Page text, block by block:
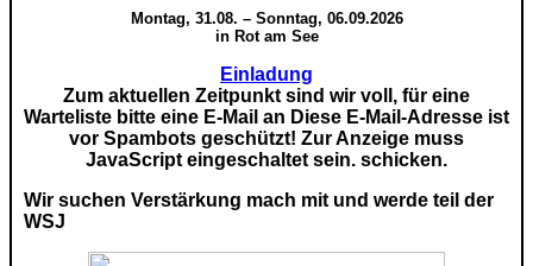
Montag, 31.08. – Sonntag, 06.09.2026
in Rot am See
Einladung
Zum aktuellen Zeitpunkt sind wir voll, für eine
Warteliste bitte eine E-Mail an Diese E-Mail-Adresse ist
vor Spambots geschützt! Zur Anzeige muss
JavaScript eingeschaltet sein. schicken.
Wir suchen Verstärkung mach mit und werde teil der
WSJ